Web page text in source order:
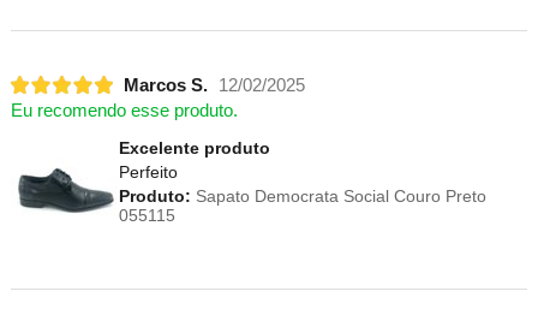
Marcos S.
12/02/2025
Eu recomendo esse produto.
Excelente produto
Perfeito
Produto: Sapato Democrata Social Couro Preto
055115